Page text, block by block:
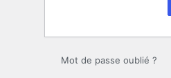
Mot de passe oublié ?